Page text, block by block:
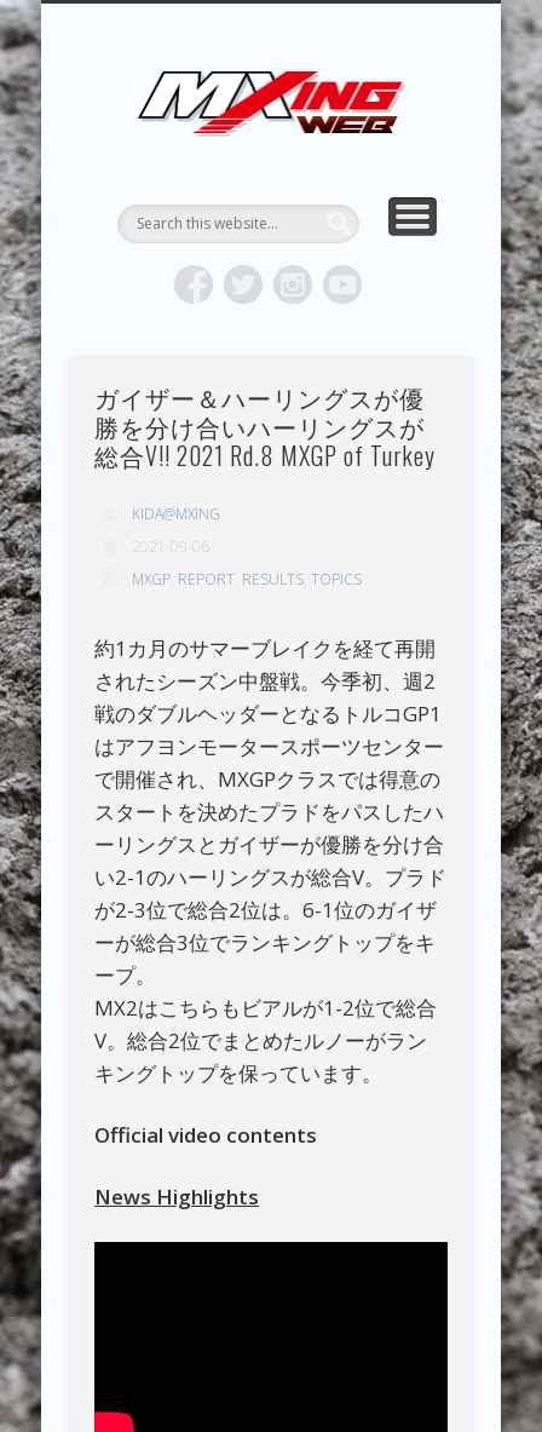
トク
HOME
TOPICS
ABOUT MX
RESULTS
REPORT
MXING & MXING＋PLUS
HYPER MXING
CONTACT
ガイザー＆ハーリングスが優
勝を分け合いハーリングスが
総合V!! 2021 Rd.8 MXGP of Turkey
KIDA@MXING
2021-09-06
MXGP, REPORT, RESULTS,TOPICS
約1カ月のサマーブレイクを経て再開
されたシーズン中盤戦。今季初、週2
戦のダブルヘッダーとなるトルコGP1
はアフヨンモータースポーツセンター
で開催され、MXGPクラスでは得意の
スタートを決めたプラドをパスしたハ
ーリングスとガイザーが優勝を分け合
い2-1のハーリングスが総合V。プラド
が2-3位で総合2位は。6-1位のガイザ
ーが総合3位でランキングトップをキ
ープ。
MX2はこちらもビアルが1-2位で総合
V。総合2位でまとめたルノーがラン
キングトップを保っています。
Official video contents
News Highlights